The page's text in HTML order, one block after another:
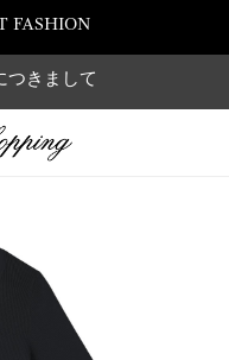
FASHION
つきまして